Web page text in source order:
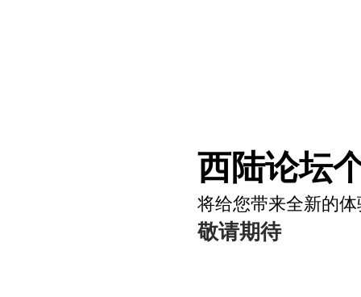
西陆论坛
将给您带来全新的体
敬请期待